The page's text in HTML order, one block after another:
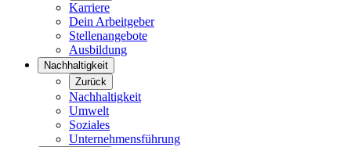
Karriere
Dein Arbeitgeber
Stellenangebote
Ausbildung
Nachhaltigkeit
Zurück
Nachhaltigkeit
Umwelt
Soziales
Unternehmens­führung